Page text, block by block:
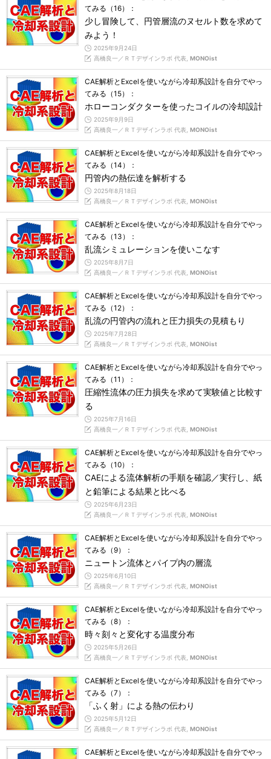
てみる（16）：
少し冒険して、円管層流のヌセルト数を求めて
みよう！
2025年9月24日
高橋良一／ＲＴデザインラボ 代表, MONOist
CAE解析とExcelを使いながら冷却系設計を自分でやっ
てみる（15）：
ホローコンダクターを使ったコイルの冷却設計
2025年9月9日
高橋良一／ＲＴデザインラボ 代表, MONOist
CAE解析とExcelを使いながら冷却系設計を自分でやっ
てみる（14）：
円管内の熱伝達を解析する
2025年8月18日
高橋良一／ＲＴデザインラボ 代表, MONOist
CAE解析とExcelを使いながら冷却系設計を自分でやっ
てみる（13）：
乱流シミュレーションを使いこなす
2025年8月7日
高橋良一／ＲＴデザインラボ 代表, MONOist
CAE解析とExcelを使いながら冷却系設計を自分でやっ
てみる（12）：
乱流の円管内の流れと圧力損失の見積もり
2025年7月28日
高橋良一／ＲＴデザインラボ 代表, MONOist
CAE解析とExcelを使いながら冷却系設計を自分でやっ
てみる（11）：
圧縮性流体の圧力損失を求めて実験値と比較す
る
2025年7月16日
高橋良一／ＲＴデザインラボ 代表, MONOist
CAE解析とExcelを使いながら冷却系設計を自分でやっ
てみる（10）：
CAEによる流体解析の手順を確認／実行し、紙
と鉛筆による結果と比べる
2025年6月23日
高橋良一／ＲＴデザインラボ 代表, MONOist
CAE解析とExcelを使いながら冷却系設計を自分でやっ
てみる（9）：
ニュートン流体とパイプ内の層流
2025年6月10日
高橋良一／ＲＴデザインラボ 代表, MONOist
CAE解析とExcelを使いながら冷却系設計を自分でやっ
てみる（8）：
時々刻々と変化する温度分布
2025年5月26日
高橋良一／ＲＴデザインラボ 代表, MONOist
CAE解析とExcelを使いながら冷却系設計を自分でやっ
てみる（7）：
「ふく射」による熱の伝わり
2025年5月12日
高橋良一／ＲＴデザインラボ 代表, MONOist
CAE解析とExcelを使いながら冷却系設計を自分でやっ